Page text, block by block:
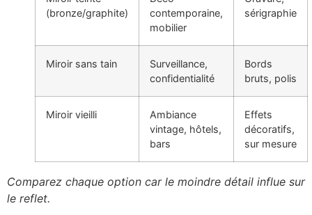
(bronze/graphite)
contemporaine,
mobilier
sérigraphie
Miroir sans tain
Surveillance,
confidentialité
Bords
bruts, polis
Miroir vieilli
Ambiance
vintage, hôtels,
bars
Effets
décoratifs,
sur mesure
Comparez chaque option car le moindre détail influe sur
le reflet.